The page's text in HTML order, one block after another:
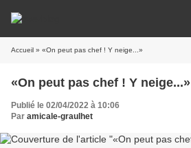
Accueil » «On peut pas chef ! Y neige...»
«On peut pas chef ! Y neige...»
Publié le 02/04/2022 à 10:06
Par amicale-graulhet